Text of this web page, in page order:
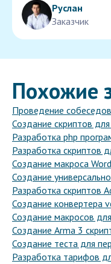
Руслан
Заказчик
Похожие
Проведение
Создание скриптов
Разработка php
Разработка скриптов
Создание макроса
Создание
Разработка скриптов
Создание конвертера
Создание макросов
Создание Arma 3
Создание теста для
Разработка тарифов